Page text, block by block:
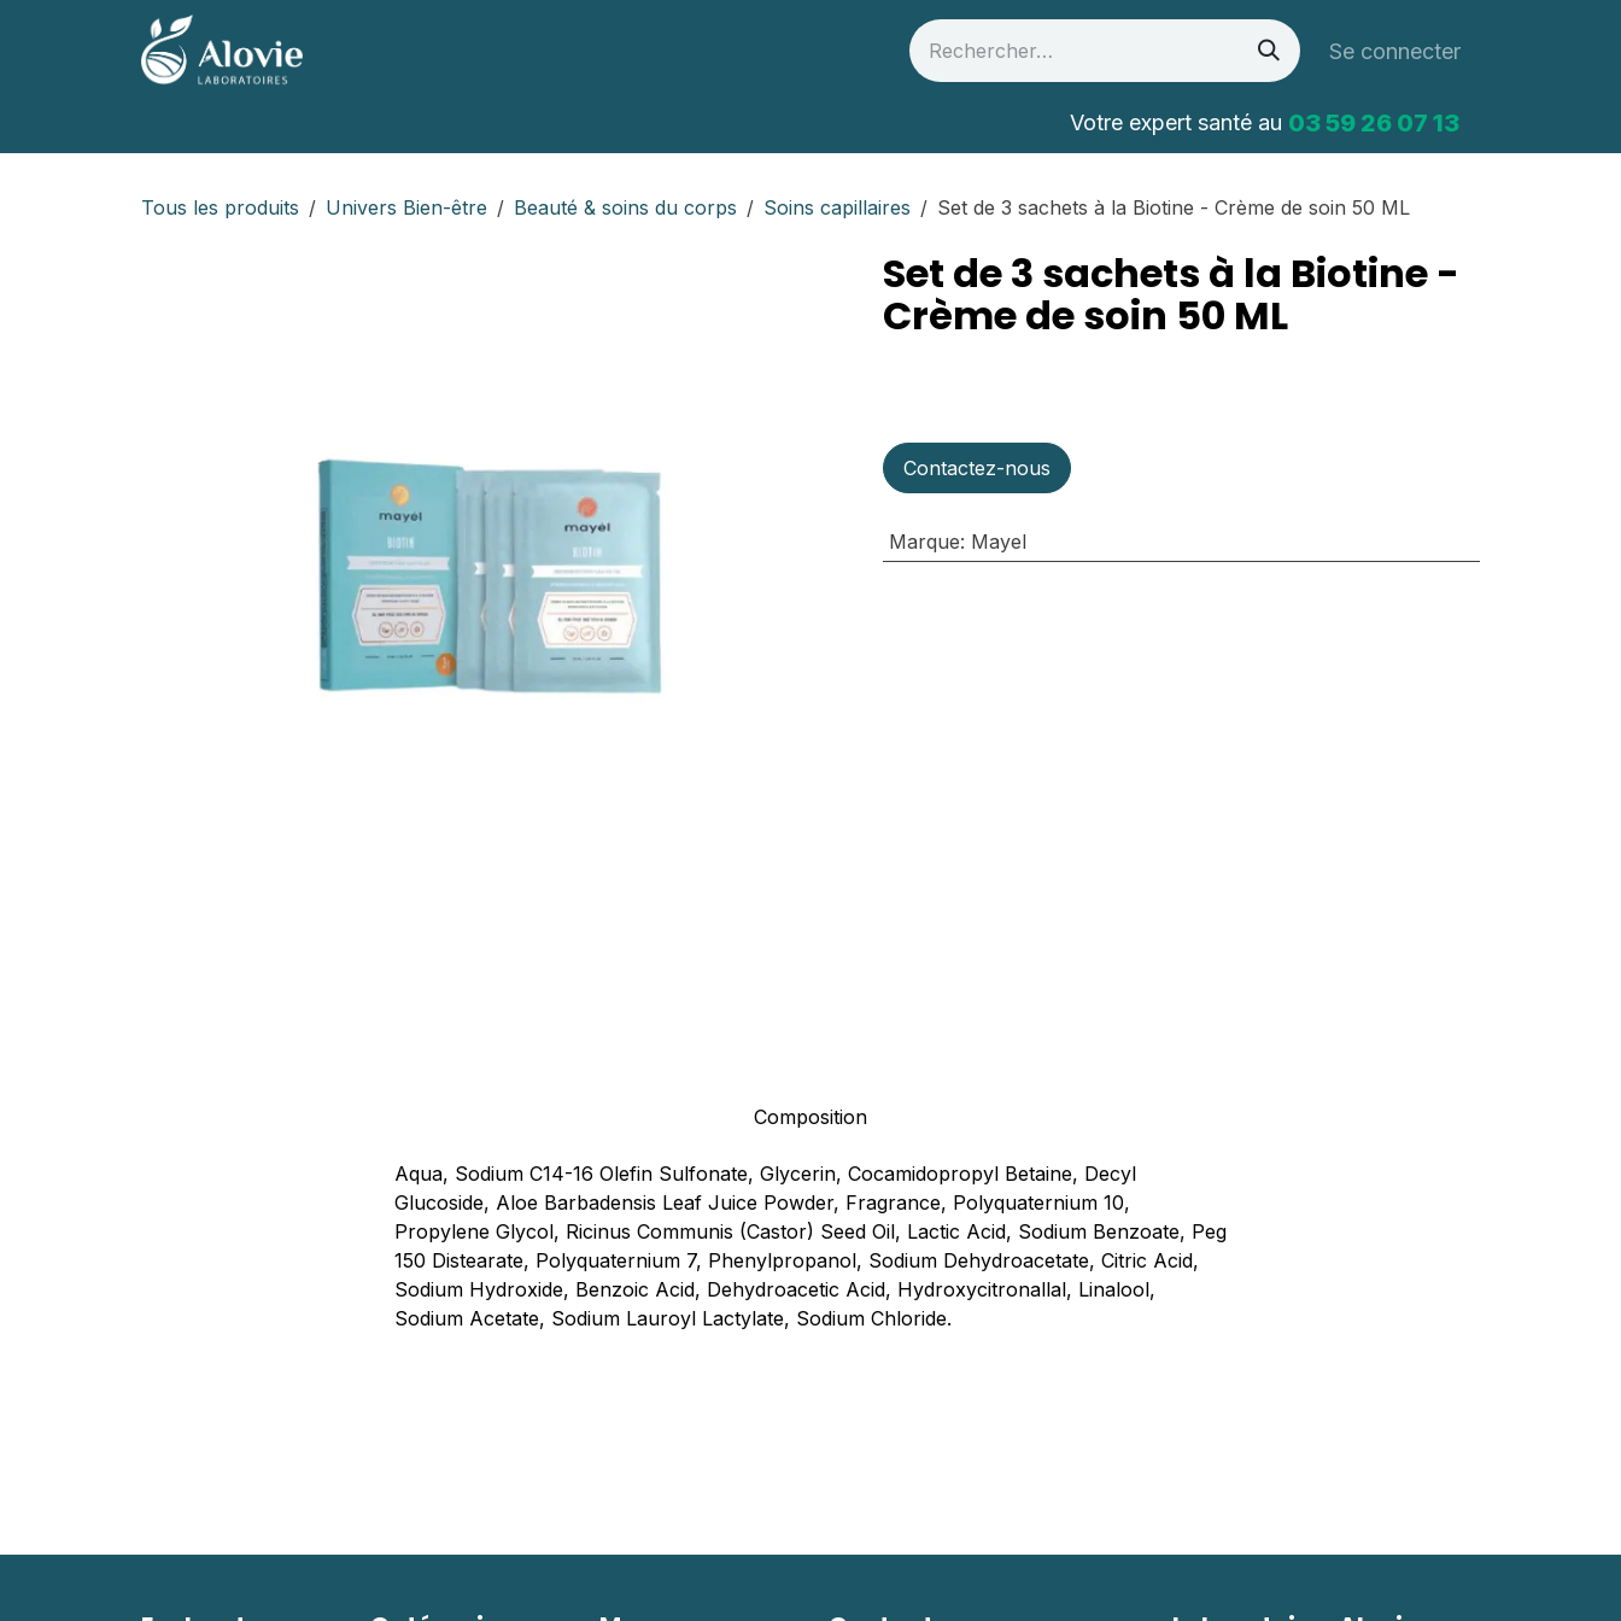
Se rendre au contenu
Se connecter
Votre expert santé au 03 59 26 07 13
Tous les produits Univers Bien-être Beauté & soins du corps Soins capillaires Set de 3 sachets à la Biotine - Crème de soin 50 ML
Set de 3 sachets à la Biotine -
Crème de soin 50 ML
Contactez-nous
Marque: Mayel
Composition
Aqua, Sodium C14-16 Olefin Sulfonate, Glycerin, Cocamidopropyl Betaine, Decyl
Glucoside, Aloe Barbadensis Leaf Juice Powder, Fragrance, Polyquaternium 10,
Propylene Glycol, Ricinus Communis (Castor) Seed Oil, Lactic Acid, Sodium Benzoate, Peg
150 Distearate, Polyquaternium 7, Phenylpropanol, Sodium Dehydroacetate, Citric Acid,
Sodium Hydroxide, Benzoic Acid, Dehydroacetic Acid, Hydroxycitronallal, Linalool,
Sodium Acetate, Sodium Lauroyl Lactylate, Sodium Chloride.